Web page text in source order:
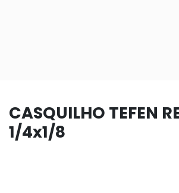
CASQUILHO TEFEN
1/4x1/8